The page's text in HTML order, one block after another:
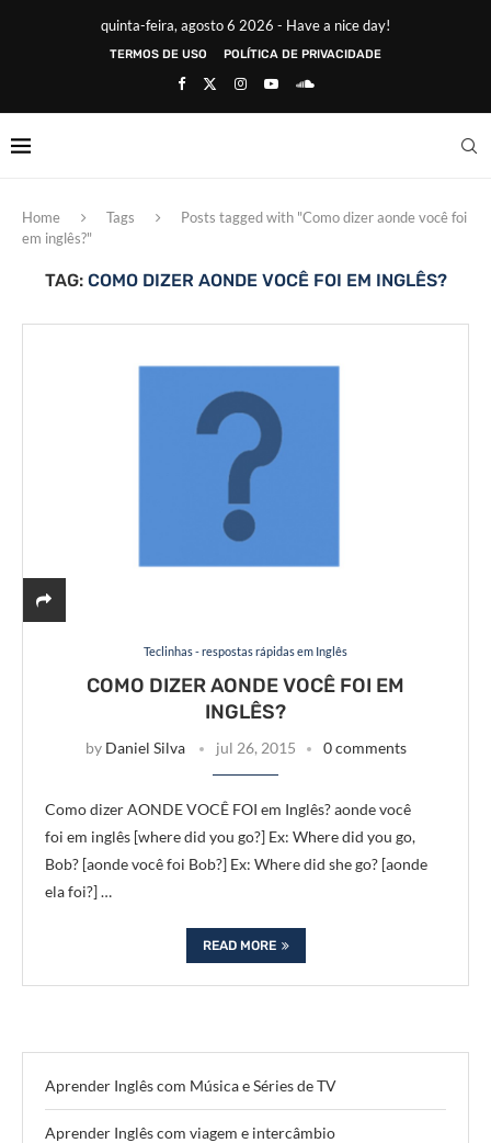
quinta-feira, agosto 6 2026 - Have a nice day!
TERMOS DE USO POLÍTICA DE PRIVACIDADE
Home Tags
Posts tagged with "Como dizer aonde você foi
em inglês?"
TAG: COMO DIZER AONDE VOCÊ FOI EM INGLÊS?
Teclinhas - respostas rápidas em Inglês
COMO DIZER AONDE VOCÊ FOI EM
INGLÊS?
by Daniel Silva jul 26, 2015 0 comments
Como dizer AONDE VOCÊ FOI em Inglês? aonde você
foi em inglês [where did you go?] Ex: Where did you go,
Bob? [aonde você foi Bob?] Ex: Where did she go? [aonde
ela foi?] …
READ MORE
Aprender Inglês com Música e Séries de TV
Aprender Inglês com viagem e intercâmbio